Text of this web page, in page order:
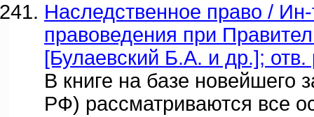
Наследственное право /
правоведения при
[Булаевский Б.А. и др.];
В книге на базе новейшего
РФ) рассматриваются все